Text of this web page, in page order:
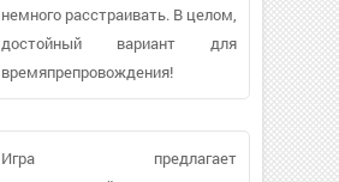
немного расстраивать. В целом,
достойный вариант для
времяпрепровождения!
Игра предлагает